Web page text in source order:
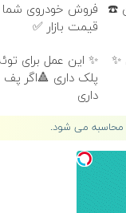
☎️
فروش خودروی شما
قیمت بازار ✅
✨
✨ این عمل برای
پلک داری 🔺اگر
داری
محاسبه می شود.